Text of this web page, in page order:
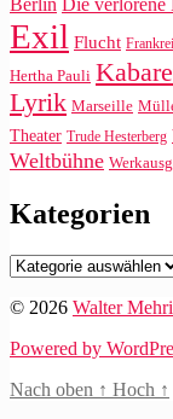
Berlin
Exil Flucht
Hertha Pauli
Lyrik Marseille
Theater Trude Hesterberg
Weltbühne
Kategorien
Kategorien
© 2026 Walter
Powered by
Nach oben ↑ Hoch ↑